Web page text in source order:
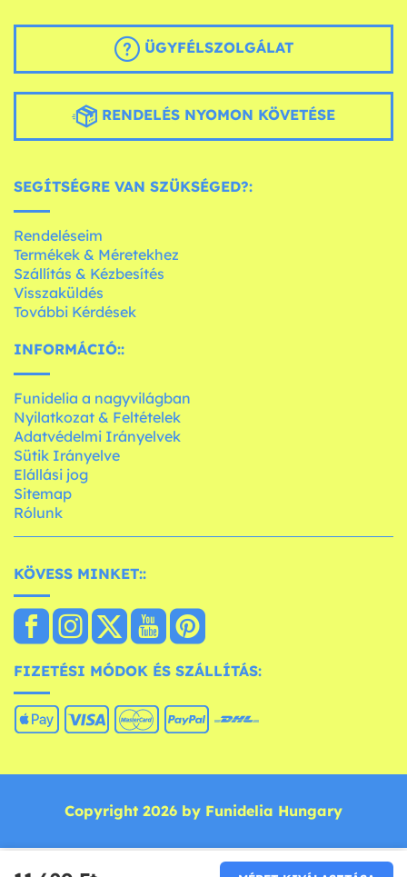
ÜGYFÉLSZOLGÁLAT
RENDELÉS NYOMON KÖVETÉSE
SEGÍTSÉGRE VAN SZÜKSÉGED?:
Rendeléseim
Termékek & Méretekhez
Szállítás & Kézbesítés
Visszaküldés
További Kérdések
INFORMÁCIÓ::
Funidelia a nagyvilágban
Nyilatkozat & Feltételek
Adatvédelmi Irányelvek
Sütik Irányelve
Elállási jog
Sitemap
Rólunk
KÖVESS MINKET::
FIZETÉSI MÓDOK ÉS SZÁLLÍTÁS:
Copyright 2026 by Funidelia Hungary